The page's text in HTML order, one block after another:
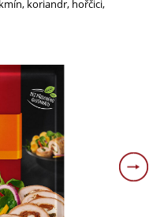
koriandr, hořčici,